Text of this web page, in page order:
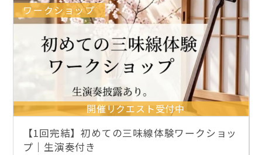
ワークショップ
開催リクエスト受付中
【1回完結】初めての三味線体験ワークショッ
プ｜生演奏付き